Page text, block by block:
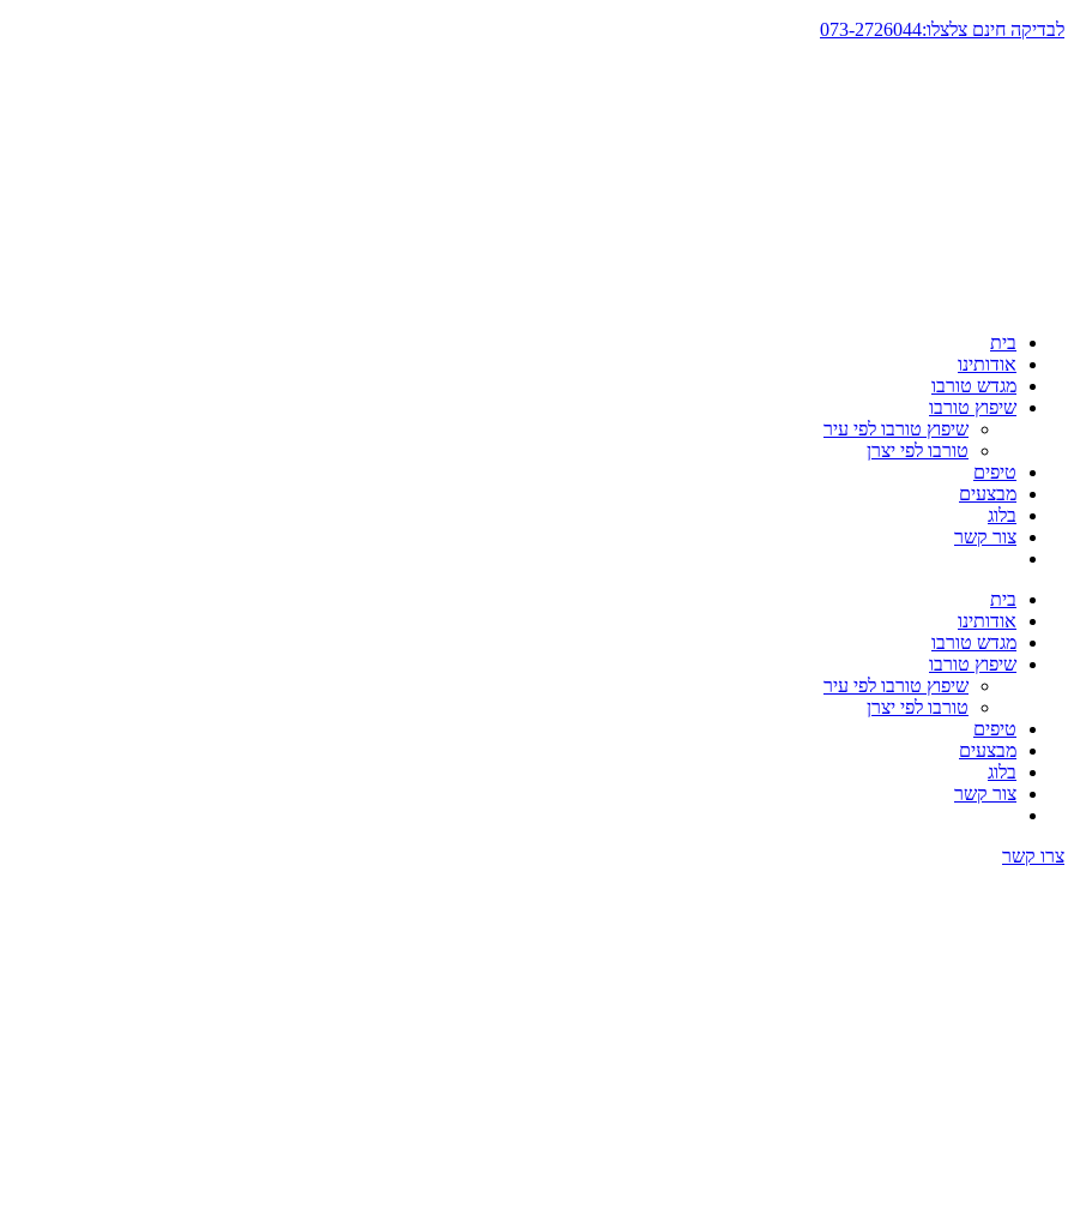
דלג
לבדיקה חינם צלצלו:073-2726044
בית
אודותינו
מגדש טורבו
שיפוץ טורבו
שיפוץ טורבו לפי עיר
טורבו לפי יצרן
טיפים
מבצעים
בלוג
צור קשר
בית
אודותינו
מגדש טורבו
שיפוץ טורבו
שיפוץ טורבו לפי עיר
טורבו לפי יצרן
טיפים
מבצעים
בלוג
צור קשר
צרו קשר